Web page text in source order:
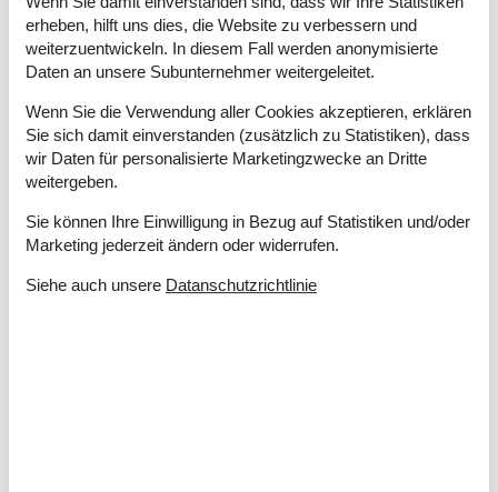
Ferienhaus Fanö Last Minute
Kurz entschlossen einen schönen Insel-Urlaub buchen? Dann
sollten Sie hier suchen und Ihr Traum-Domizil auf dieser Perle
des Wattenmeeres finden.
ÜberFanö
erheben, hilft uns dies, die Website zu verbessern und
weiterzuentwickeln. In diesem Fall werden anonymisierte
Daten an unsere Subunternehmer weitergeleitet.
Wenn Sie die Verwendung aller Cookies akzeptieren, erklären
Sie sich damit einverstanden (zusätzlich zu Statistiken), dass
wir Daten für personalisierte Marketingzwecke an Dritte
weitergeben.
Sie können Ihre Einwilligung in Bezug auf Statistiken und/oder
Marketing jederzeit ändern oder widerrufen.
Siehe auch unsere Datanschutzrichtlinie